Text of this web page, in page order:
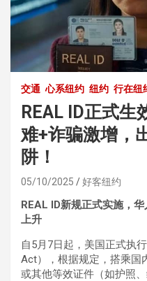
交通 心系纽约 纽约 行在纽
REAL ID正式
难+诈骗激增，
阱！
05/10/2025 好客纽约
REAL ID新规正式实施，
上升
自5月7日起，美国正式执
Act），根据规定，搭乘国
或其他等效证件（如护照